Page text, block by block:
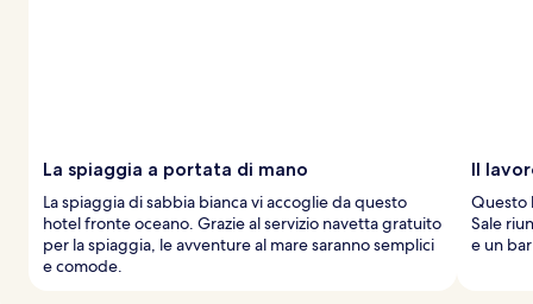
La spiaggia a portata di mano
La spiaggia di sabbia bianca vi accoglie da questo
hotel fronte oceano. Grazie al servizio navetta gratuito
per la spiaggia, le avventure al mare saranno semplici
e comode.
Il
Questo
Sale
e un